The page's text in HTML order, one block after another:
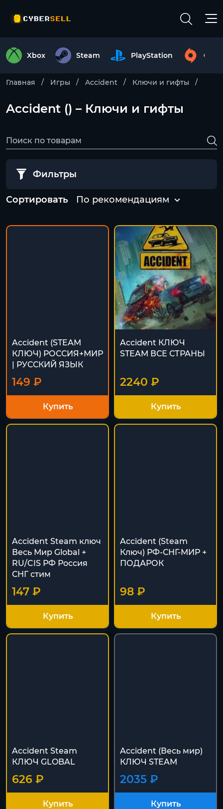
Xbox Steam PlayStation
Главная Игры Accident Ключи и гифты
Accident () – Ключи и гифты
Фильтры
Сортировать По рекомендациям
Accident (STEAM
КЛЮЧ) РОССИЯ+МИР
| РУССКИЙ ЯЗЫК
149 ₽
Купить
Accident КЛЮЧ
STEAM ВСЕ СТРАНЫ
2240 ₽
Купить
Accident Steam ключ
Весь Мир Global +
RU/CIS РФ Россия
СНГ стим
147 ₽
Купить
Accident (Steam
Ключ) РФ-СНГ-МИР +
ПОДАРОК
98 ₽
Купить
Accident Steam
КЛЮЧ GLOBAL
626 ₽
Купить
Accident (Весь мир)
КЛЮЧ STEAM
2035 ₽
Купить